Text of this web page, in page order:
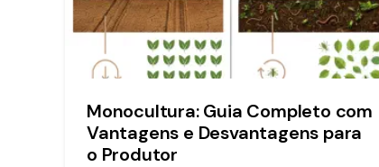
Monocultura: Guia Completo com
Vantagens e Desvantagens para
o Produtor